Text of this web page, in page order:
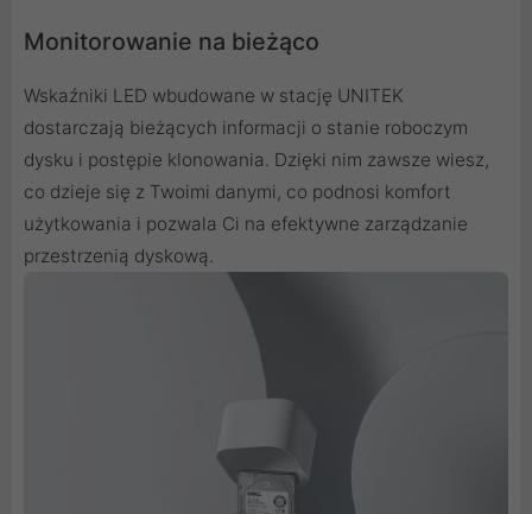
Monitorowanie na bieżąco
Wskaźniki LED wbudowane w stację UNITEK
dostarczają bieżących informacji o stanie roboczym
dysku i postępie klonowania. Dzięki nim zawsze wiesz,
co dzieje się z Twoimi danymi, co podnosi komfort
użytkowania i pozwala Ci na efektywne zarządzanie
przestrzenią dyskową.